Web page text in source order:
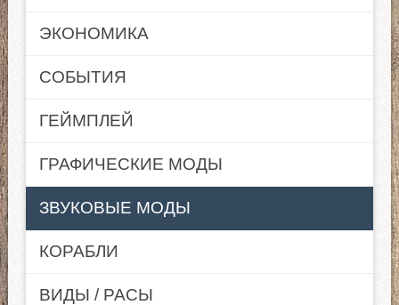
ЭКОНОМИКА
СОБЫТИЯ
ГЕЙМПЛЕЙ
ГРАФИЧЕСКИЕ МОДЫ
ЗВУКОВЫЕ МОДЫ
КОРАБЛИ
ВИДЫ / РАСЫ